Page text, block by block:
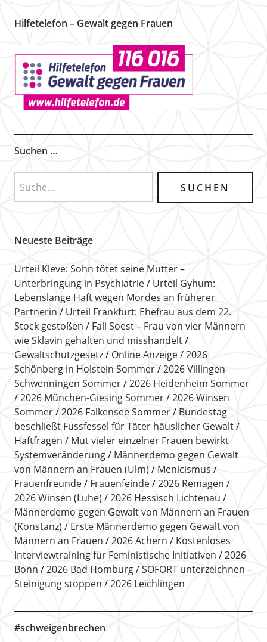
Hilfetelefon – Gewalt gegen Frauen
Suchen …
Neueste Beiträge
Urteil Kleve: Sohn tötet seine Mutter –
Unterbringung in Psychiatrie
Urteil Gyhum:
Lebenslange Haft wegen Mordes an früherer
Partnerin
Urteil Frankfurt: Ehefrau aus dem 22.
Stock gestoßen
Fall Soest – Frau von vier Männern
wie Sklavin gehalten und misshandelt
Gewaltschutzgesetz
Online Anzeige
2026
Schönberg in Holstein Sommer
2026 Villingen-
Schwenningen Sommer
2026 Heidenheim Sommer
2026 München-Giesing Sommer
2026 Winsen
Sommer
2026 Falkensee Sommer
Bundestag
beschließt Fussfessel für Täter häuslicher Gewalt
Haftfragen
Mut vieler einzelner Frauen bewirkt
Systemveränderung
Männerdemo gegen Gewalt
von Männern an Frauen (Ulm)
Menicismus
Frauenfreunde
Frauenfeinde
2026 Remagen
2026 Winsen (Luhe)
2026 Hessisch Lichtenau
Männerdemo gegen Gewalt von Männern an Frauen
(Konstanz)
Erste Männerdemo gegen Gewalt von
Männern an Frauen
2026 Achern
Kostenloses
Interviewtraining für Feministische Initiativen
2026
Bonn
2026 Bad Homburg
SOFORT unterzeichnen –
Steinigung stoppen
2026 Leichlingen
#schweigenbrechen